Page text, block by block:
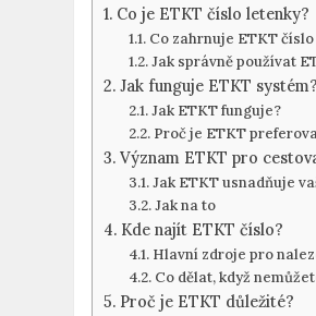
Co je ETKT‌ číslo letenky?
Co zahrnuje ETKT⁢
Jak správně používat
Jak funguje ETKT systém?
Jak ETKT funguje?
Proč je ETKT
Význam ⁢ETKT pro
Jak ETKT usnadňuje
Jak na ⁣to
Kde najít‌ ETKT‌ číslo?
Hlavní zdroje pro
Co dělat, když
Proč⁤ je ETKT důležité?